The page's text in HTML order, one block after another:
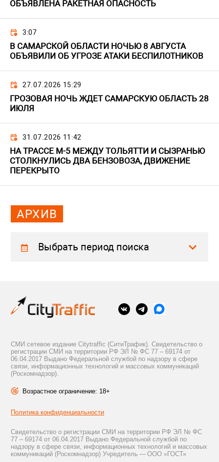
ОБЪЯВЛЕНА РАКЕТНАЯ ОПАСНОСТЬ
3:07
В САМАРСКОЙ ОБЛАСТИ НОЧЬЮ 8 АВГУСТА
ОБЪЯВИЛИ ОБ УГРОЗЕ АТАКИ БЕСПИЛОТНИКОВ
27.07.2026 15:29
ГРОЗОВАЯ НОЧЬ ЖДЕТ САМАРСКУЮ ОБЛАСТЬ 28
ИЮЛЯ
31.07.2026 11:42
НА ТРАССЕ М-5 МЕЖДУ ТОЛЬЯТТИ И СЫЗРАНЬЮ
СТОЛКНУЛИСЬ ДВА БЕНЗОВОЗА, ДВИЖЕНИЕ
ПЕРЕКРЫТО
АРХИВ
Выбрать период поиска
СМИ сетевое издание Citytraffic (СитиТрафик). Свидетельство о
регистрации СМИ на территории РФ ЭЛ № ФС 77 – 69174 от
06.04.2017 Выдано Федеральной службой по надзору в сфере
связи, информационных технологий и массовых коммуникаций
(Роскомнадзор).
Возрастное ограничение: 18+
Политика конфиденциальности
Свидетельство о регистрации СМИ на территории РФ ЭЛ № ФС
77 – 69174 от 06.04.2017 Выдано Федеральной службой по
надзору в сфере связи, информационных технологий и массовых
коммуникаций (Роскомнадзор) Учредитель — ООО «ГОСТ»